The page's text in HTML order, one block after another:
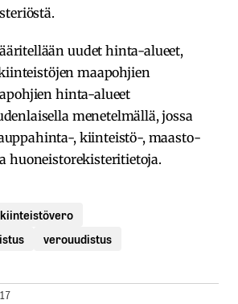
uudet hinta-alueet,
maapohjien
hinta-alueet
menetelmällä, jossa
, kiinteistö-, maasto-
huoneistorekisteritietoja.
kiinteistövero
verouudistus